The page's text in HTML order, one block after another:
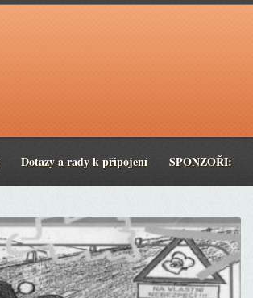
Dotazy a rady k připojení SPONZOŘI: